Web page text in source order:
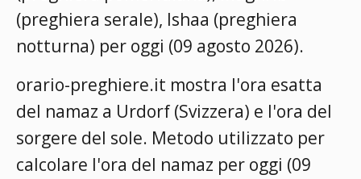
(preghiera serale), Ishaa (preghiera
notturna) per oggi (09 agosto 2026).
orario-preghiere.it mostra l'ora esatta
del namaz a Urdorf (Svizzera) e l'ora del
sorgere del sole. Metodo utilizzato per
calcolare l'ora del namaz per oggi (09